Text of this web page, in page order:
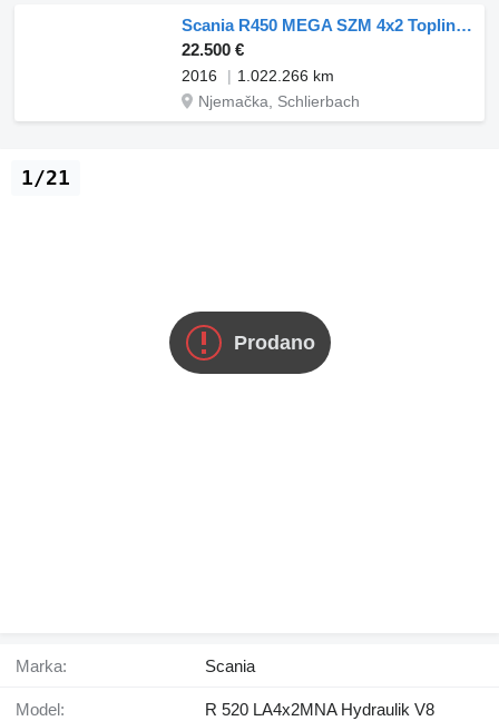
Scania R450 MEGA SZM 4x2 Topline E6 Intarder
22.500 €
2016
1.022.266 km
Njemačka, Schlierbach
Prodano
1/21
Marka: Scania
Model: R 520 LA4x2MNA Hydraulik V8